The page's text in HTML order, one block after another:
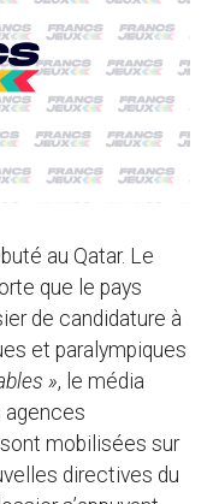
au Qatar. Le
que le pays
de candidature à
et paralympiques
», le média
agences
mobilisées sur
directives du